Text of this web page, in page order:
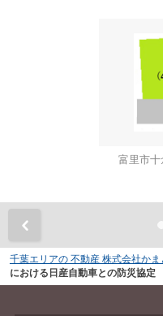
富里市
千葉エリアの 不動産 株式会社か
における日産自動車との防災協定